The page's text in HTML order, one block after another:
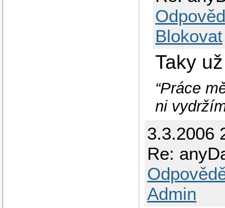
Blokovat
Taky
“Práce
ni
3.3.2006
Re:
Admin